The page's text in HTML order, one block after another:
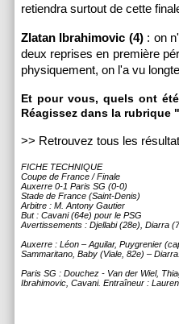
retiendra surtout de cette
Zlatan Ibrahimovic (4): on
deux reprises en première
physiquement, on l'a vu
Et pour vous, quels ont
Réagissez dans la rubrique
>> Retrouvez tous les
FICHE TECHNIQUE
Coupe de France / Finale
Auxerre 0-1 Paris SG (0-0)
Stade de France (Saint-Denis)
Arbitre : M. Antony Gautier
But : Cavani (64e) pour le PSG
Avertissements : Djellabi (28e), Diarra
Auxerre : Léon – Aguilar, Puygrenier
Sammaritano, Baby (Viale, 82e) –
Paris SG : Douchez - Van der Wiel,
Ibrahimovic, Cavani. Entraîneur :